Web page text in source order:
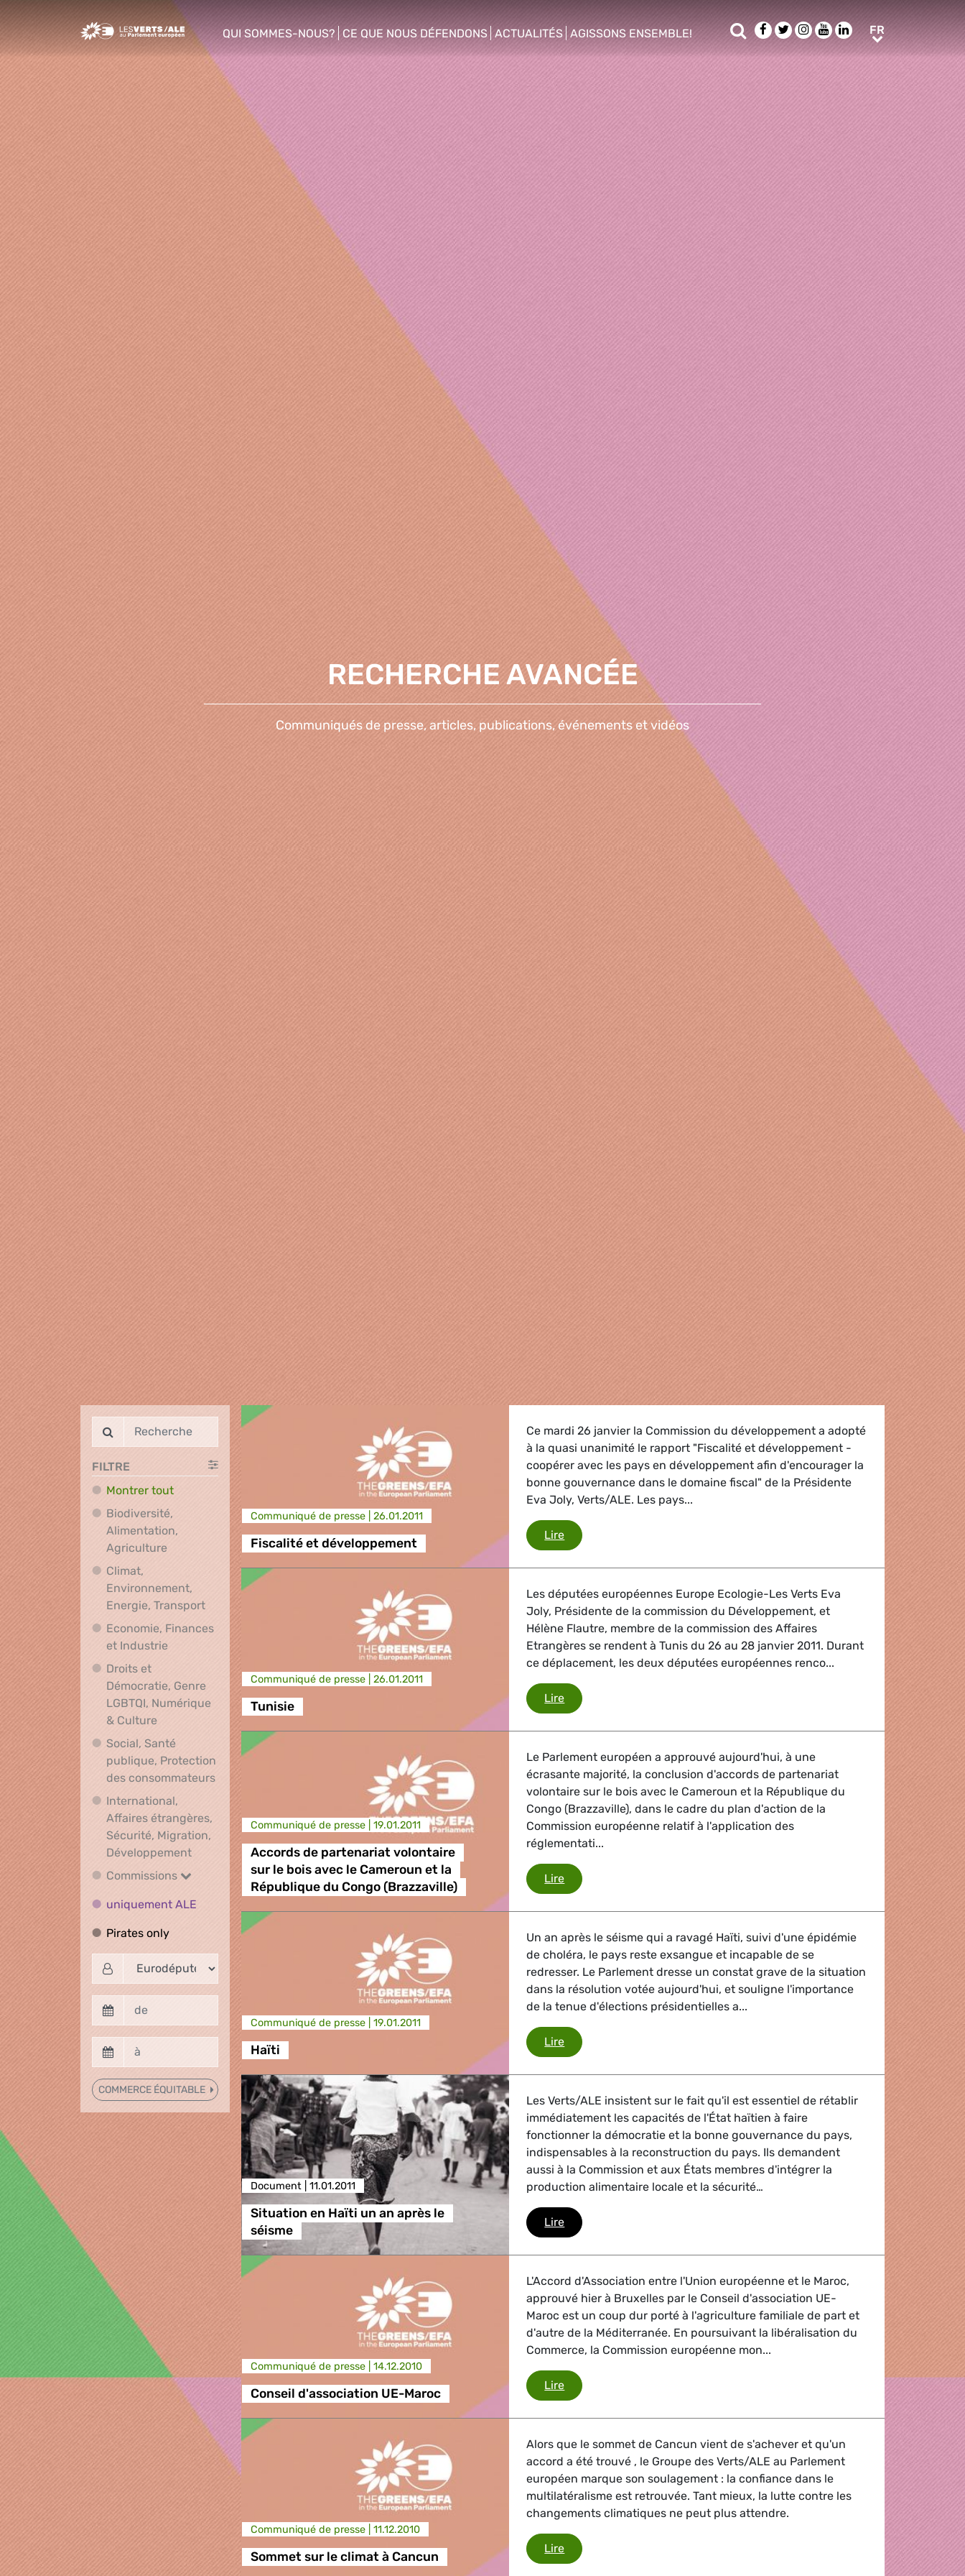
Greens/EFA Home
QUI SOMMES-NOUS?
show/hide sub menu
CE QUE NOUS DÉFENDONS
show/hide sub menu
ACTUALITÉS
show/hide sub menu
AGISSONS ENSEMBLE!
show/hide sub menu
Rechercher
Facebook
TwitterInstagram
YoutubeLinkedIn
FR FR
RECHERCHE AVANCÉE
Communiqués de presse, articles, publications, événements et vidéos
FILTRE
Montrer tout
Biodiversité,
Alimentation,
AgricultureBiodiversité, Alimentation, Agriculture
Climat,
Environnement,
Energie, TransportClimat, Environnement, Energie, Transport
Economie, Finances
et IndustrieEconomie, Finances et Industrie
Droits et
Démocratie, Genre
LGBTQI, Numérique
& CultureDroits et Démocratie, Genre LGBTQI, Numérique & Culture
Social, Santé
publique, Protection
des consommateursSocial, Santé publique, Protection des consommateurs
International,
Affaires étrangères,
Sécurité, Migration,
DéveloppementInternational, Affaires étrangères, Sécurité, Migration, Développement
Commissions
Commissions
uniquement ALE uniquement ALE
Pirates onlyPirates only
COMMERCE ÉQUITABLE
Communiqué de presse | 26.01.2011
Fiscalité et développement
Ce mardi 26 janvier la Commission du développement a adopté
à la quasi unanimité le rapport "Fiscalité et développement -
coopérer avec les pays en développement afin d'encourager la
bonne gouvernance dans le domaine fiscal" de la Présidente
Eva Joly, Verts/ALE. Les pays...
LireFiscalité et développement
Communiqué de presse | 26.01.2011
Tunisie
Les députées européennes Europe Ecologie-Les Verts Eva
Joly, Présidente de la commission du Développement, et
Hélène Flautre, membre de la commission des Affaires
Etrangères se rendent à Tunis du 26 au 28 janvier 2011. Durant
ce déplacement, les deux députées européennes renco...
LireTunisie
Communiqué de presse | 19.01.2011
Accords de partenariat volontaire
sur le bois avec le Cameroun et la
République du Congo (Brazzaville)
Le Parlement européen a approuvé aujourd'hui, à une
écrasante majorité, la conclusion d'accords de partenariat
volontaire sur le bois avec le Cameroun et la République du
Congo (Brazzaville), dans le cadre du plan d'action de la
Commission européenne relatif à l'application des
réglementati...
LireAccords de partenariat volontaire sur le bois avec le Cameroun et la
Communiqué de presse | 19.01.2011
Haïti
Un an après le séisme qui a ravagé Haïti, suivi d'une épidémie
de choléra, le pays reste exsangue et incapable de se
redresser. Le Parlement dresse un constat grave de la situation
dans la résolution votée aujourd'hui, et souligne l'importance
de la tenue d'élections présidentielles a...
LireHaïti
Document | 11.01.2011
Situation en Haïti un an après le
séisme
Les Verts/ALE insistent sur le fait qu'il est essentiel de rétablir
immédiatement les capacités de l'État haïtien à faire
fonctionner la démocratie et la bonne gouvernance du pays,
indispensables à la reconstruction du pays. Ils demandent
aussi à la Commission et aux États membres d'intégrer la
production alimentaire locale et la sécurité…
LireSituation en Haïti un an après le séisme
Communiqué de presse | 14.12.2010
Conseil d'association UE-Maroc
L'Accord d'Association entre l'Union européenne et le Maroc,
approuvé hier à Bruxelles par le Conseil d'association UE-
Maroc est un coup dur porté à l'agriculture familiale de part et
d'autre de la Méditerranée. En poursuivant la libéralisation du
Commerce, la Commission européenne mon...
LireConseil d'association UE-Maroc
Communiqué de presse | 11.12.2010
Sommet sur le climat à Cancun
Alors que le sommet de Cancun vient de s'achever et qu'un
accord a été trouvé , le Groupe des Verts/ALE au Parlement
européen marque son soulagement : la confiance dans le
multilatéralisme est retrouvée. Tant mieux, la lutte contre les
changements climatiques ne peut plus attendre.
LireSommet sur le climat à Cancun